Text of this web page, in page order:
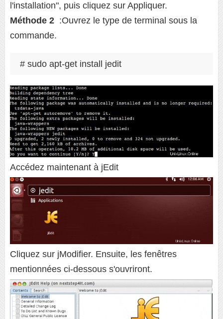
l'installation", puis cliquez sur Appliquer.
Méthode 2 :Ouvrez le type de terminal sous la
commande.
# sudo apt-get install jedit
Accédez maintenant à jEdit
Cliquez sur jModifier. Ensuite, les fenêtres
mentionnées ci-dessous s'ouvriront.